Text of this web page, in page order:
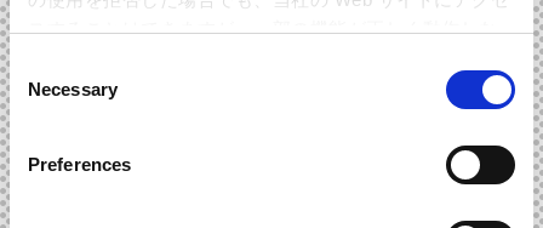
スすることはできますが、一部の機能が正しく動作しな
Consent
Selection
Necessary
Preferences
そしてもちろん！DDTプロレスリン
グで活躍中の
ケニー・オメガ選手の入